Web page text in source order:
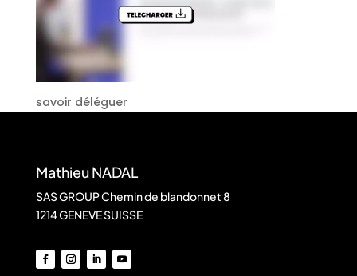
savoir déléguer
Mathieu NADAL
SAS GROUP Chemin de blandonnet 8
1214 GENEVE SUISSE